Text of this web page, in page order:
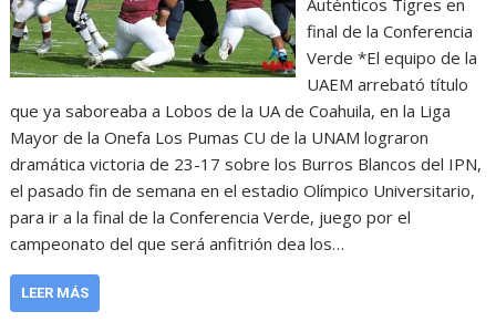
final de la Conferencia
Verde *El equipo de la
UAEM arrebató título
que ya saboreaba a Lobos de la UA de Coahuila, en la Liga
Mayor de la Onefa Los Pumas CU de la UNAM lograron
dramática victoria de 23-17 sobre los Burros Blancos del IPN,
el pasado fin de semana en el estadio Olímpico Universitario,
para ir a la final de la Conferencia Verde, juego por el
campeonato del que será anfitrión dea los…
LEER MÁS